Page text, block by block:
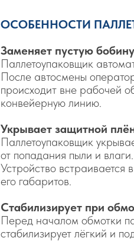
ОСОБЕННОСТИ
Заменяет пустую бобину
Паллетоупаковщик
После автосмены
происходит вне рабочей
конвейерную линию.
Укрывает защитной
Паллетоупаковщик
от попадания пыли и влаги.
Устройство встраивается
его габаритов.
Стабилизирует при
Перед началом обмотки
стабилизирует лёгкий и